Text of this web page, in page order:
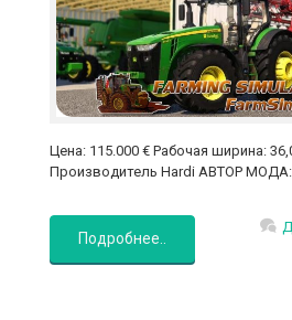
Цена: 115.000 € Рабочая ширина:
Производитель Hardi АВТОР МОДА:
Подробнее..